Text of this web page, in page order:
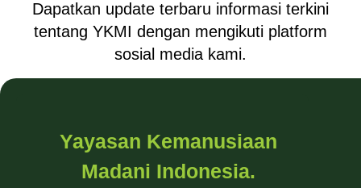
Dapatkan update terbaru informasi terkini
tentang YKMI dengan mengikuti platform
sosial media kami.
Yayasan Kemanusiaan
Madani Indonesia.